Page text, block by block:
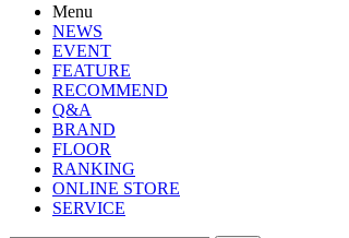
Menu
NEWS
EVENT
FEATURE
RECOMMEND
Q&A
BRAND
FLOOR
RANKING
ONLINE STORE
SERVICE